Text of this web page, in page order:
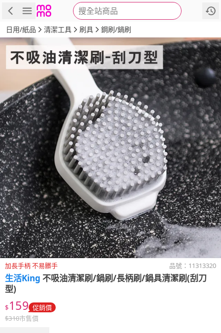
搜全站商品
商品 評價 詳情
日用/紙品 清潔工具 刷具 鋼刷/鍋刷
加長手柄 不易髒手 品號： 11313320
生活King 不吸油清潔刷/鍋刷/長柄刷/鍋具清潔刷(刮刀
型)
$159 促銷價
$310市售價